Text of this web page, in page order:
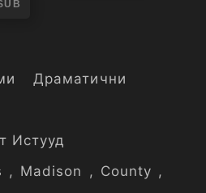
Драматични
Истууд
, Madison , County ,